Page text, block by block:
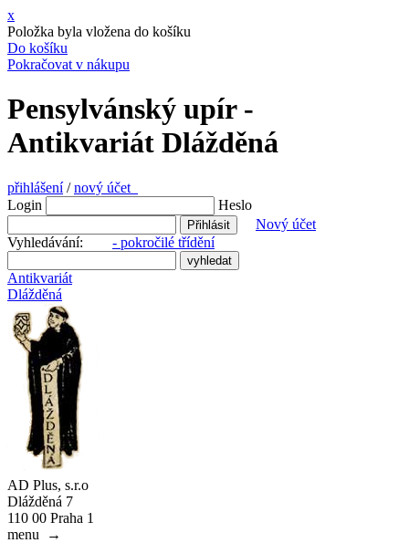
x
Položka byla vložena do košíku
Do košíku
Pokračovat v nákupu
Pensylvánský upír -
Antikvariát Dlážděná
přihlášení/nový účet
Login
Heslo
Nový účet
Vyhledávání: - pokročilé třídění
Antikvariát
Dlážděná
AD Plus, s.r.o
Dlážděná 7
110 00 Praha 1
menu
→